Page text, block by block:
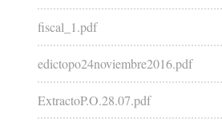
fiscal_1.pdf
edictopo24noviembre2016.pdf
ExtractoP.O.28.07.pdf